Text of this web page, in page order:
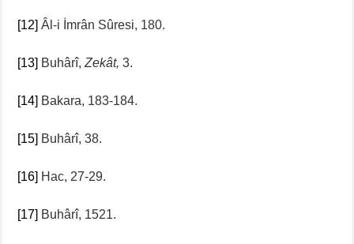
[12] Âl-i İmrân Sûresi, 180.
[13] Buhârî,Zekât,3.
[14] Bakara, 183-184.
[15] Buhârî, 38.
[16] Hac, 27-29.
[17] Buhârî, 1521.